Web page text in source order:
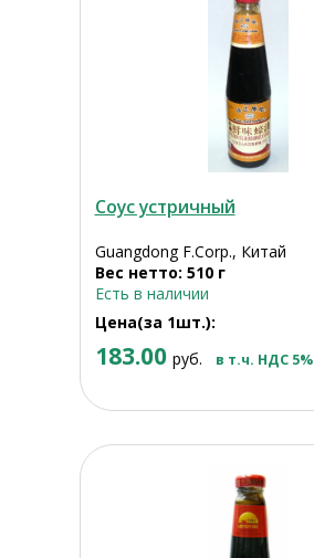
Соус устричный
Guangdong F.Corp., Китай
Вес нетто: 510 г
Есть в наличии
Цена(за 1шт.):
183.00 руб. в т.ч. НДС 5%